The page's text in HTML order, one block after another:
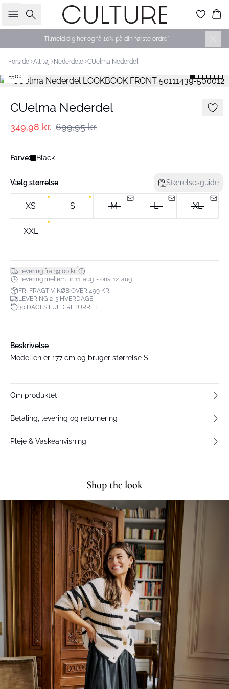
Søg
Tilmeld dig herog få 10% på din første ordre*
Forside Alt tøj Nederdele CUelma Nederdel
-50%
CUelma Nederdel
349,98 kr. 699,95 kr.
Farve: Black
Vælg størrelse Størrelsesguide
XS S M L XL
XXL
Levering fra 39,00 kr.*
Levering mellem tir. 11. aug. - ons. 12. aug.
FRI FRAGT V. KØB OVER 499 KR.
LEVERING 2-3 HVERDAGE
30 DAGES FULD RETURRET
Beskrivelse
Modellen er 177 cm og bruger størrelse S.
Om produktet
Betaling, levering og returnering
Pleje & Vaskeanvisning
Shop the look